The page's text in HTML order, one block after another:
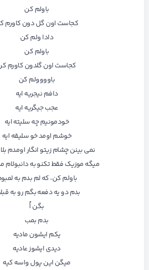
باولم کن
کجاست اون گل دون کاورم
دادا ولم کن
باولم کن
کجاست اون گلدون کاورم
باوووولم کن
دافم نیجریه ایه
عجب جیگریه ایه
خودمونیم چه سلیته ایه
خوشم اومد خو سلیقه ایه
نمی بینن چشام زیتو انگار اومدم
میگه موزیک فقط تکنو به دانبولام
باولم کن، که لم بدم به
بدم دو یه دفعه بگم رو به
بگن اُ
بدم بمب
یکم ایشون مادیه
دیدی ایشوز عادیه
میگن این پول واسه کیه